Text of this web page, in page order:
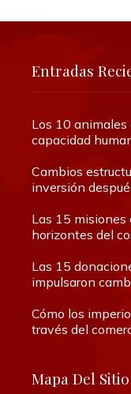
Entradas
Los 10 animales
capacidad
Cambios
inversión
Las 15 misiones
horizontes del
Las 15
impulsaron
Cómo los
través del
Mapa Del Sitio